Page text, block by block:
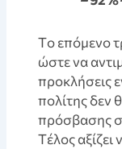
Tο επόμενο
ώστε να
προκλήσεις
πολίτης δεν
πρόσβασης
Tέλος